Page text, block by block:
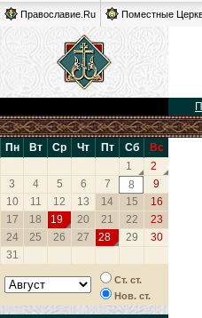
Православие.Ru Поместные
Пн Вт Ср Чт Пт Сб
Вс
1
2
3
4 5 6 7 8
9
10
11 12 13 14 15
16
17
18 19 20 21 22
23
24
25 26 27 28 29
30
31
Ст. ст.
Нов. ст.